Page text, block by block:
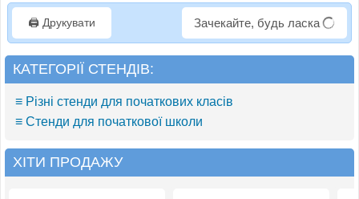
🖨️ Друкувати Зачекайте, будь ласка
КАТЕГОРІЇ СТЕНДІВ:
≡ Різні стенди для початкових класів
≡ Стенди для початкової школи
ХІТИ ПРОДАЖУ